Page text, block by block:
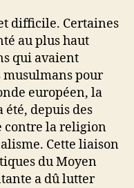
difficile. Certaines
au plus haut
qui avaient
musulmans pour
européen, la
été, depuis des
contre la religion
Cette liaison
du Moyen
a dû lutter